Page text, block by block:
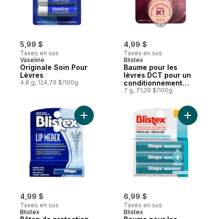
5,99 $
Taxes en sus
Vaseline
Originale Soin Pour
Lèvres
4.8 g, 124,79 $/100g
4,99 $
Taxes en sus
Blistex
Baume pour les
lèvres DCT pour un
conditionnement
quotidien
7 g, 71,29 $/100g
4,99 $
Taxes en sus
Blistex
Ajouter Bâton de protection pour les
6,99 $
Taxes en sus
Blistex
Ajouter